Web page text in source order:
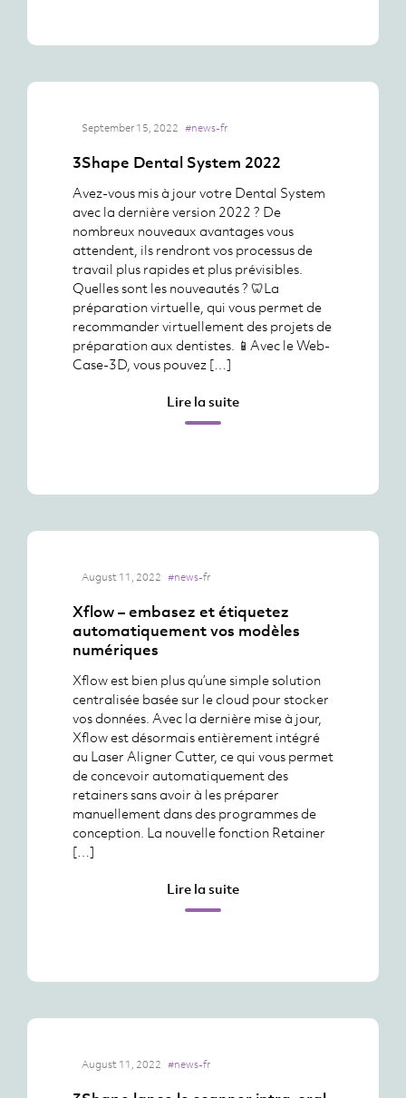
September 15, 2022 #news-fr
3Shape Dental System 2022
Avez-vous mis à jour votre Dental System
avec la dernière version 2022 ? De
nombreux nouveaux avantages vous
attendent, ils rendront vos processus de
travail plus rapides et plus prévisibles.
Quelles sont les nouveautés ? 🦷La
préparation virtuelle, qui vous permet de
recommander virtuellement des projets de
préparation aux dentistes. 📱Avec le Web-
Case-3D, vous pouvez […]
Lire la suite
August 11, 2022 #news-fr
Xflow – embasez et étiquetez
automatiquement vos modèles
numériques
Xflow est bien plus qu’une simple solution
centralisée basée sur le cloud pour stocker
vos données. Avec la dernière mise à jour,
Xflow est désormais entièrement intégré
au Laser Aligner Cutter, ce qui vous permet
de concevoir automatiquement des
retainers sans avoir à les préparer
manuellement dans des programmes de
conception. La nouvelle fonction Retainer
[…]
Lire la suite
August 11, 2022 #news-fr